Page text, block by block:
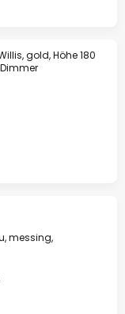
gold, Höhe 180
messing,